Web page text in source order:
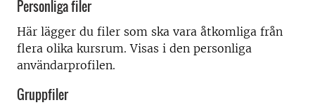
Personliga filer
Här lägger du filer som ska vara åtkomliga från
flera olika kursrum. Visas i den personliga
användarprofilen.
Gruppfiler